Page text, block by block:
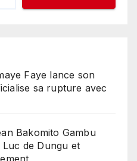
Faye lance son
sa rupture avec
Bakomito Gambu
Luc de Dungu et